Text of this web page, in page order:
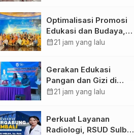
Optimalisasi Promosi
Edukasi dan Budaya,
Anjungan Provinsi
Bersama Sky World
TMII
calendar_month21 jam yang lalu
Gerakan Edukasi
Pangan dan Gizi di
Mamasa: Tingkatkan
dalam Pemenuhan Gizi
calendar_month21 jam yang lalu
Perkuat Layanan
Radiologi, RSUD Sulbar